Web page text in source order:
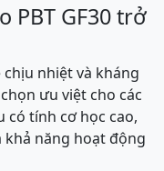
PBT GF30 trở
chịu nhiệt và kháng
ưu việt cho các
có tính cơ học cao,
năng hoạt động